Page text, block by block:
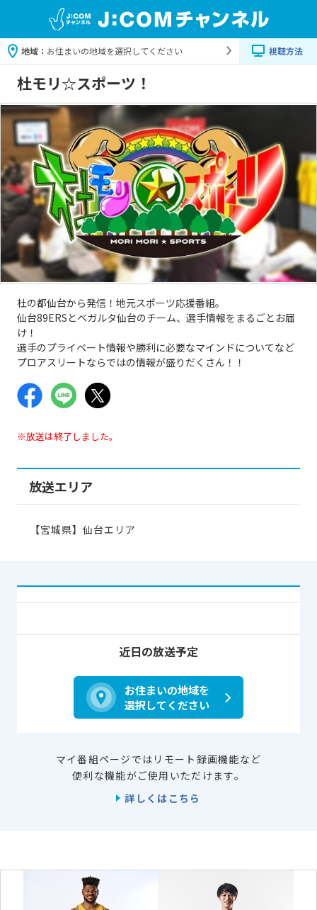
地域： お住まいの地域を選択してください 視聴方法
杜モリ☆スポーツ！
杜の都仙台から発信！地元スポーツ応援番組。
仙台89ERSとベガルタ仙台のチーム、選手情報をまるごとお届
け！
選手のプライベート情報や勝利に必要なマインドについてなど
プロアスリートならではの情報が盛りだくさん！！
※放送は終了しました。
放送エリア
【宮城県】仙台エリア
近日の放送予定
お住まいの地域を
選択してください
マイ番組ページではリモート録画機能など
便利な機能がご使用いただけます。
詳しくはこちら